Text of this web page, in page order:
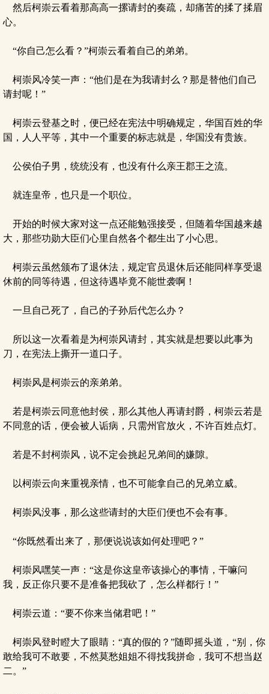
然后柯崇云看着那高高一摞请封的奏疏，却痛苦的揉了揉眉
心。
“你自己怎么看？”柯崇云看着自己的弟弟。
柯崇风冷笑一声：“他们是在为我请封么？那是替他们自己
请封呢！”
柯崇云登基之时，便已经在宪法中明确规定，华国百姓的华
国，人人平等，其中一个重要的标志就是，华国没有贵族。
公侯伯子男，统统没有，也没有什么亲王郡王之流。
就连皇帝，也只是一个职位。
开始的时候大家对这一点还能勉强接受，但随着华国越来越
大，那些功勋大臣们心里自然各个都生出了小心思。
柯崇云虽然颁布了退休法，规定官员退休后还能同样享受退
休前的同等待遇，但这待遇毕竟不能世袭啊！
一旦自己死了，自己的子孙后代怎么办？
所以这一次看着是为柯崇风请封，其实就是想要以此事为
刀，在宪法上撕开一道口子。
柯崇风是柯崇云的亲弟弟。
若是柯崇云同意他封侯，那么其他人再请封爵，柯崇云若是
不同意的话，便会被人诟病，只需州官放火，不许百姓点灯。
若是不封柯崇风，说不定会挑起兄弟间的嫌隙。
以柯崇云向来重视亲情，也不可能拿自己的兄弟立威。
柯崇风没事，那么这些请封的大臣们便也不会有事。
“你既然看出来了，那便说说该如何处理吧？”
柯崇风嘿笑一声：“这是你这皇帝该操心的事情，干嘛问
我，反正你只要不是准备把我砍了，怎么样都行！”
柯崇云道：“要不你来当储君吧！”
柯崇风登时瞪大了眼睛：“真的假的？”随即摇头道，“别，你
敢给我可不敢要，不然莫愁姐姐不得找我拼命，我可不想当赵
二。”